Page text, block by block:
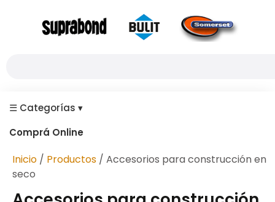
☰ Categorías ▾
Comprá Online
Inicio / Productos / Accesorios para construcción en
seco